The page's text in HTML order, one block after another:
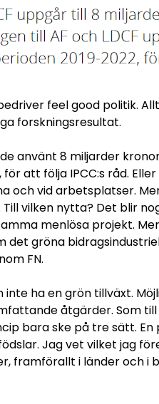
feel good politik.
forskningsresultat.
använt 8 miljarder
att följa IPCC:s råd.
och vid arbetsplatser.
vilken nytta? Det blir
menlösa projekt.
gröna
FN.
ha en grön tillväxt.
åtgärder. Som
bara ske på tre sätt. En
Jag vet vilket jag
framförallt i länder och i